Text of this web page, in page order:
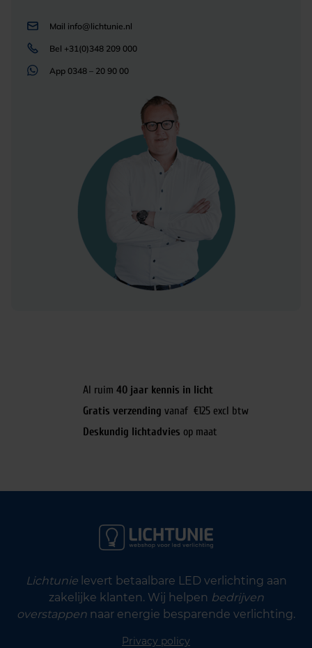
Mail info@lichtunie.nl
Bel +31(0)348 209 000
App 0348 – 20 90 00
Al ruim 40 jaar kennis in licht
Gratis verzending vanaf €125 excl btw
Deskundig lichtadvies op maat
Lichtunielevert betaalbare LED verlichting aan
zakelijke klanten. Wij helpen bedrijven
overstappen naar energie besparende verlichting.
Privacy policy